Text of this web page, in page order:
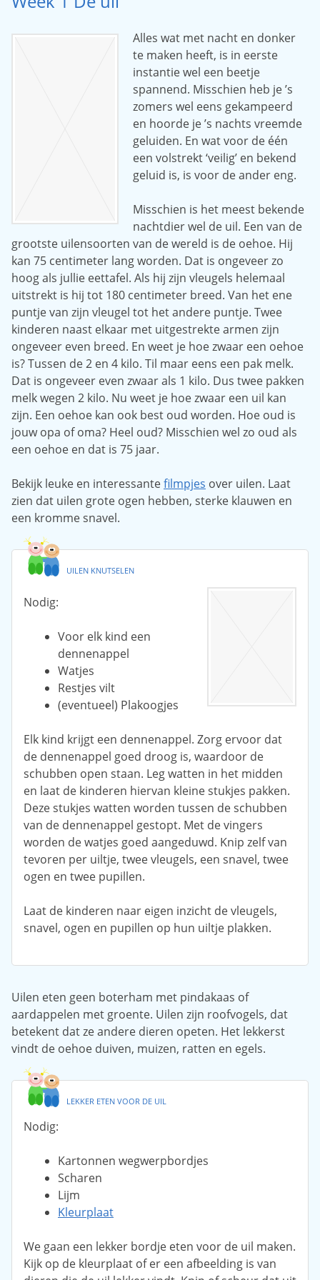
Alles wat met nacht en donker
te maken heeft, is in eerste
instantie wel een beetje
spannend. Misschien heb je ’s
zomers wel eens gekampeerd
en hoorde je ’s nachts vreemde
geluiden. En wat voor de één
een volstrekt ‘veilig’ en bekend
geluid is, is voor de ander eng.
Misschien is het meest bekende
nachtdier wel de uil. Een van de
grootste uilensoorten van de wereld is de oehoe. Hij
kan 75 centimeter lang worden. Dat is ongeveer zo
hoog als jullie eettafel. Als hij zijn vleugels helemaal
uitstrekt is hij tot 180 centimeter breed. Van het ene
puntje van zijn vleugel tot het andere puntje. Twee
kinderen naast elkaar met uitgestrekte armen zijn
ongeveer even breed. En weet je hoe zwaar een oehoe
is? Tussen de 2 en 4 kilo. Til maar eens een pak melk.
Dat is ongeveer even zwaar als 1 kilo. Dus twee pakken
melk wegen 2 kilo. Nu weet je hoe zwaar een uil kan
zijn. Een oehoe kan ook best oud worden. Hoe oud is
jouw opa of oma? Heel oud? Misschien wel zo oud als
een oehoe en dat is 75 jaar.
Bekijk leuke en interessantefilmpjes over uilen. Laat
zien dat uilen grote ogen hebben, sterke klauwen en
een kromme snavel.
UILEN KNUTSELEN
Nodig:
Voor elk kind een
dennenappel
Watjes
Restjes vilt
(eventueel) Plakoogjes
Elk kind krijgt een dennenappel. Zorg ervoor dat
de dennenappel goed droog is, waardoor de
schubben open staan. Leg watten in het midden
en laat de kinderen hiervan kleine stukjes pakken.
Deze stukjes watten worden tussen de schubben
van de dennenappel gestopt. Met de vingers
worden de watjes goed aangeduwd. Knip zelf van
tevoren per uiltje, twee vleugels, een snavel, twee
ogen en twee pupillen.
Laat de kinderen naar eigen inzicht de vleugels,
snavel, ogen en pupillen op hun uiltje plakken.
Uilen eten geen boterham met pindakaas of
aardappelen met groente. Uilen zijn roofvogels, dat
betekent dat ze andere dieren opeten. Het lekkerst
vindt de oehoe duiven, muizen, ratten en egels.
LEKKER ETEN VOOR DE UIL
Nodig:
Kartonnen wegwerpbordjes
Scharen
Lijm
Kleurplaat
We gaan een lekker bordje eten voor de uil maken.
Kijk op de kleurplaat of er een afbeelding is van